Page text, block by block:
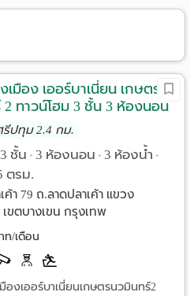
เมือง เออร์บาเนี่ยน เกษตร-
2 ทาวน์โฮม 3 ชั้น 3 ห้องนอน
ตกแต่งครบ
รีปทุม 2.4 กม.
3 ชั้น • 3 ห้องนอน • 3 ห้องน้ำ •
ตรม.
ค้า 79 ถ.ลาดปลาเค้า แขวง
ขตบางเขน กรุงเทพ
ท/เดือน
องเออร์บาเนี่ยนเกษตรนวมินทร์2